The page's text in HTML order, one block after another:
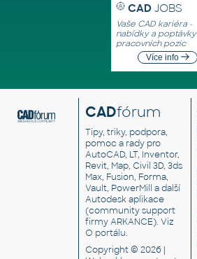
CAD JOBS
Vaše CAD kariéra -
nabídky a poptávky
pracovních pozic
Více info
CADfórum
Tipy, triky, podpora,
pomoc a rady pro
AutoCAD, LT, Inventor,
Revit, Map, Civil 3D, 3ds
Max, Fusion, Forma,
Vault, PowerMill a další
Autodesk aplikace
(community support
firmy ARKANCE). Viz
O portálu.
Copyright © 2026 |